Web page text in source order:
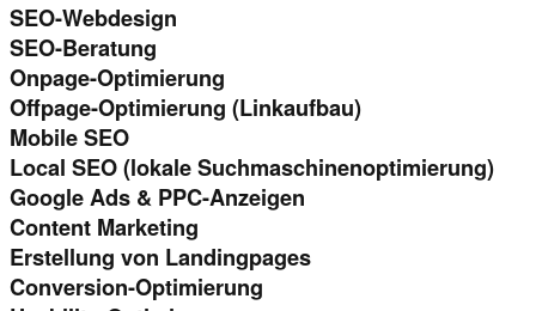
SEO-Webdesign
SEO-Beratung
Onpage-Optimierung
Offpage-Optimierung (Linkaufbau)
Mobile SEO
Local SEO (lokale Suchmaschinenoptimierung)
Google Ads & PPC-Anzeigen
Content Marketing
Erstellung von Landingpages
Conversion-Optimierung